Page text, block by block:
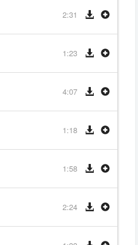
2:31
1:23
4:07
1:18
1:58
2:24